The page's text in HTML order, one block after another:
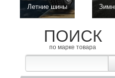
Летние шины
ПОИСК
по марке товара